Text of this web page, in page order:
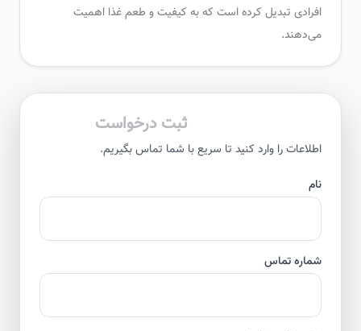
افرادی تبدیل کرده است که به کیفیت و طعم غذا اهمیت
می‌دهند.
ثبت درخواست
اطلاعات را وارد کنید تا سریع با شما تماس بگیریم.
شماره تماس